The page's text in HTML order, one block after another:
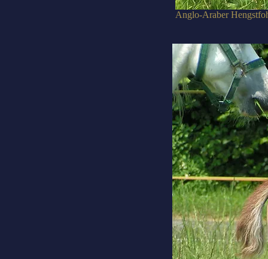
Anglo-Araber